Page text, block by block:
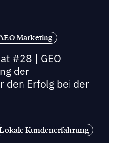
Marketing
#28 | GEO
der
den Erfolg bei der
Lokale Kundenerfahrung